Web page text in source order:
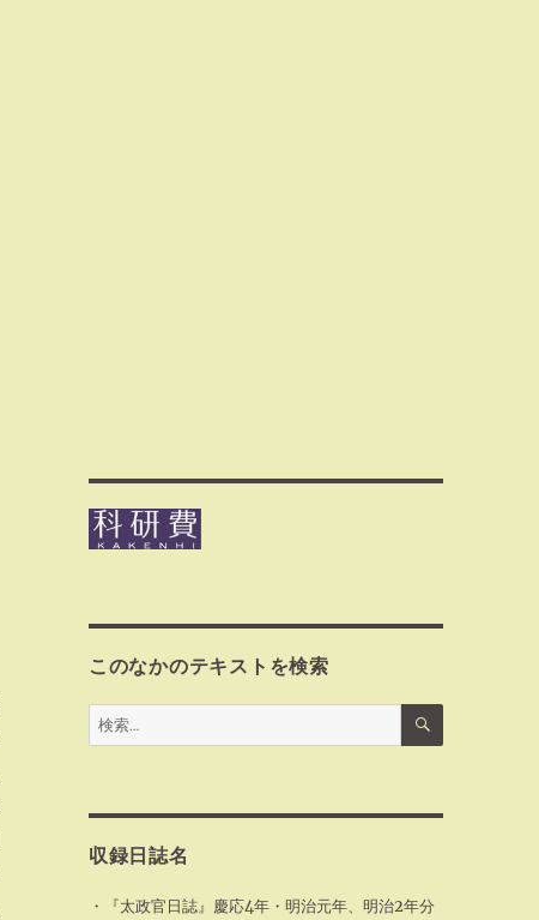
このなかのテキストを検索
検
索:
検
収録日誌名
・『太政官日誌』慶応4年・明治元年、明治2年分